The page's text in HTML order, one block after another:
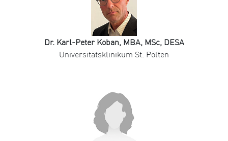
Dr. Karl-Peter Koban, MBA, MSc, DESA
Universitätsklinikum St. Pölten